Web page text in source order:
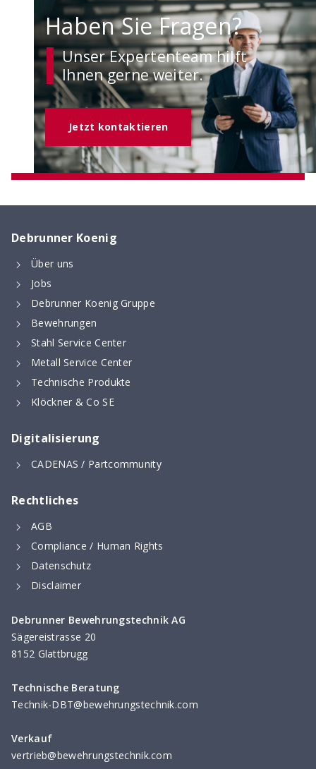
Haben Sie Fragen?
Unser Expertenteam hilft
Ihnen gerne weiter.
Jetzt kontaktieren
Debrunner Koenig
Über uns
Jobs
Debrunner Koenig Gruppe
Bewehrungen
Stahl Service Center
Metall Service Center
Technische Produkte
Klöckner & Co SE
Digitalisierung
CADENAS / Partcommunity
Rechtliches
AGB
Compliance / Human Rights
Datenschutz
Disclaimer
Debrunner Bewehrungstechnik AG
Sägereistrasse 20
8152 Glattbrugg
Technische Beratung
Technik-DBT@bewehrungstechnik.com
Verkauf
vertrieb@bewehrungstechnik.com